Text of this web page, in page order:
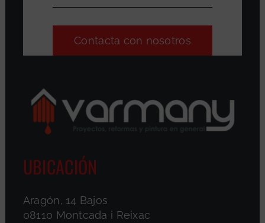
Contacta con nosotros
UBICACIÓN
Aragón, 14 Bajos
08110 Montcada i Reixac